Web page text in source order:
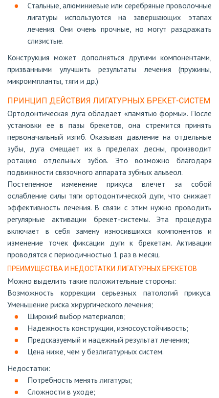
Стальные, алюминиевые или серебряные проволочные
лигатуры используются на завершающих этапах
лечения. Они очень прочные, но могут раздражать
слизистые.
Конструкция может дополняться другими компонентами,
призванными улучшить результаты лечения (пружины,
микроимпланты, тяги и др.)
ПРИНЦИП ДЕЙСТВИЯ ЛИГАТУРНЫХ БРЕКЕТ-СИСТЕМ
Ортодонтическая дуга обладает «памятью формы». После
установки ее в пазы брекетов, она стремится принять
первоначальный изгиб. Оказывая давление на отдельные
зубы, дуга смещает их в пределах десны, производит
ротацию отдельных зубов. Это возможно благодаря
подвижности связочного аппарата зубных альвеол.
Постепенное изменение прикуса влечет за собой
ослабление силы тяги ортодонтической дуги, что снижает
эффективность лечения. В связи с этим нужно проводить
регулярные активации брекет-системы. Эта процедура
включает в себя замену износившихся компонентов и
изменение точек фиксации дуги к брекетам. Активации
проводятся с периодичностью 1 раз в месяц.
ПРЕИМУЩЕСТВА И НЕДОСТАТКИ ЛИГАТУРНЫХ БРЕКЕТОВ
Можно выделить такие положительные стороны:
Возможность коррекции серьезных патологий прикуса.
Уменьшение риска хирургического лечения;
Широкий выбор материалов;
Надежность конструкции, износоустойчивость;
Предсказуемый и надежный результат лечения;
Цена ниже, чем у безлигатурных систем.
Недостатки:
Потребность менять лигатуры;
Сложности в уходе;